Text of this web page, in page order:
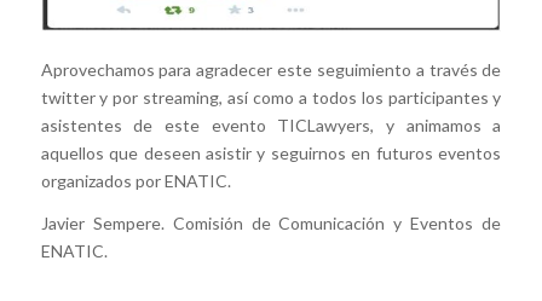
Aprovechamos para agradecer este seguimiento a través de
twitter y por streaming, así como a todos los participantes y
asistentes de este evento TICLawyers, y animamos a
aquellos que deseen asistir y seguirnos en futuros eventos
organizados por ENATIC.
Javier Sempere. Comisión de Comunicación y Eventos de
ENATIC.